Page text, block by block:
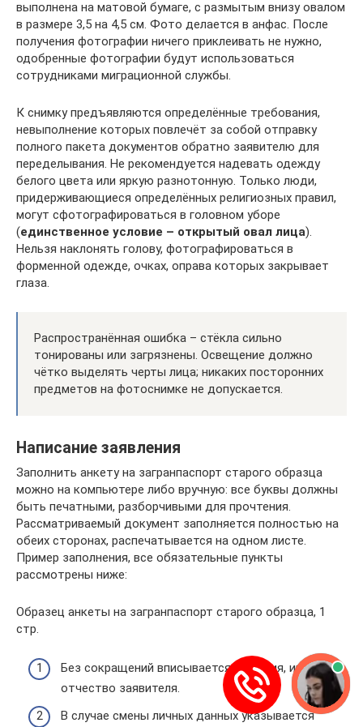
выполнена на матовой бумаге, с размытым внизу овалом
в размере 3,5 на 4,5 см. Фото делается в анфас. После
получения фотографии ничего приклеивать не нужно,
одобренные фотографии будут использоваться
сотрудниками миграционной службы.
К снимку предъявляются определённые требования,
невыполнение которых повлечёт за собой отправку
полного пакета документов обратно заявителю для
переделывания. Не рекомендуется надевать одежду
белого цвета или яркую разнотонную. Только люди,
придерживающиеся определённых религиозных правил,
могут сфотографироваться в головном уборе
(единственное условие – открытый овал лица).
Нельзя наклонять голову, фотографироваться в
форменной одежде, очках, оправа которых закрывает
глаза.
Распространённая ошибка – стёкла сильно
тонированы или загрязнены. Освещение должно
чётко выделять черты лица; никаких посторонних
предметов на фотоснимке не допускается.
Написание заявления
Заполнить анкету на загранпаспорт старого образца
можно на компьютере либо вручную: все буквы должны
быть печатными, разборчивыми для прочтения.
Рассматриваемый документ заполняется полностью на
обеих сторонах, распечатывается на одном листе.
Пример заполнения, все обязательные пункты
рассмотрены ниже:
Образец анкеты на загранпаспорт старого образца, 1
стр.
Без сокращений вписывается фамилия, имя и
отчество заявителя.
В случае смены личных данных указывается